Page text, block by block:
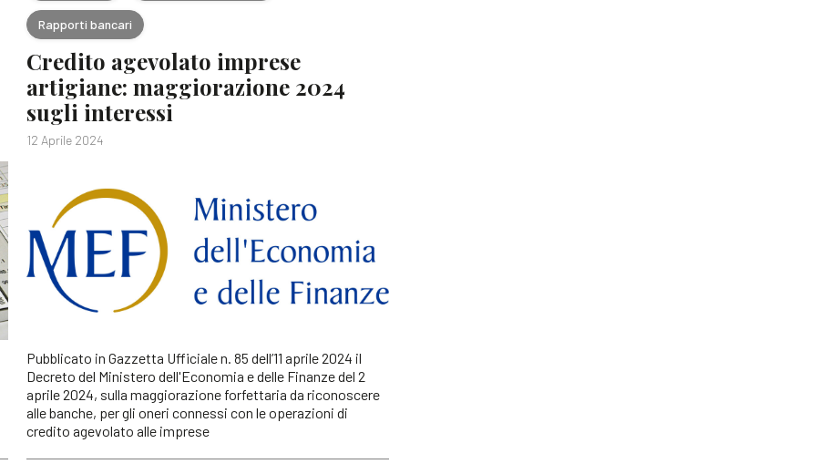
Rapporti bancari
Credito agevolato imprese
artigiane: maggiorazione 2024
sugli interessi
12 Aprile 2024
Pubblicato in Gazzetta Ufficiale n. 85 dell’11 aprile 2024 il
Decreto del Ministero dell'Economia e delle Finanze del 2
aprile 2024, sulla maggiorazione forfettaria da riconoscere
alle banche, per gli oneri connessi con le operazioni di
credito agevolato alle imprese